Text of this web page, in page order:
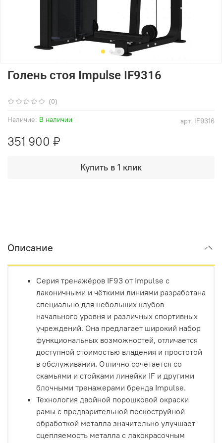
(0)
арт. IF9316
Наличие: В наличии
Голень стоя Impulse IF9316
351 900 ₽
Купить в 1 клик
Описание
Серия тренажёров IF93 от Impulse с
лаконичными и чёткими линиями разработана
специально для небольших клубов
начального уровня и различных спортивных
учреждений. Она предлагает широкий набор
функциональных возможностей, отличается
доступной стоимостью владения и простотой
в обслуживании. Отлично сочетается со
скамьями и стойками линейки IF и другими
блочными тренажерами бренда Impulse.
Технология двойной порошковой окраски
рамы с предварительной пескоструйной
обработкой металла значительно улучшает
сцепляемость металла с лакокрасочным